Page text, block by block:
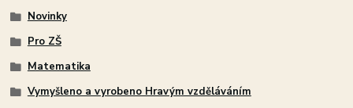
Novinky
Pro ZŠ
Matematika
Vymyšleno a vyrobeno Hravým vzděláváním